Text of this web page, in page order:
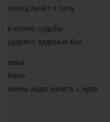
холод льнёт к телу
в колею судьбы
ударяет ладонью Бог
зима
бело
жизнь надо начать с нуля